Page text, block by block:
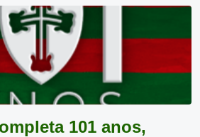
101 anos,